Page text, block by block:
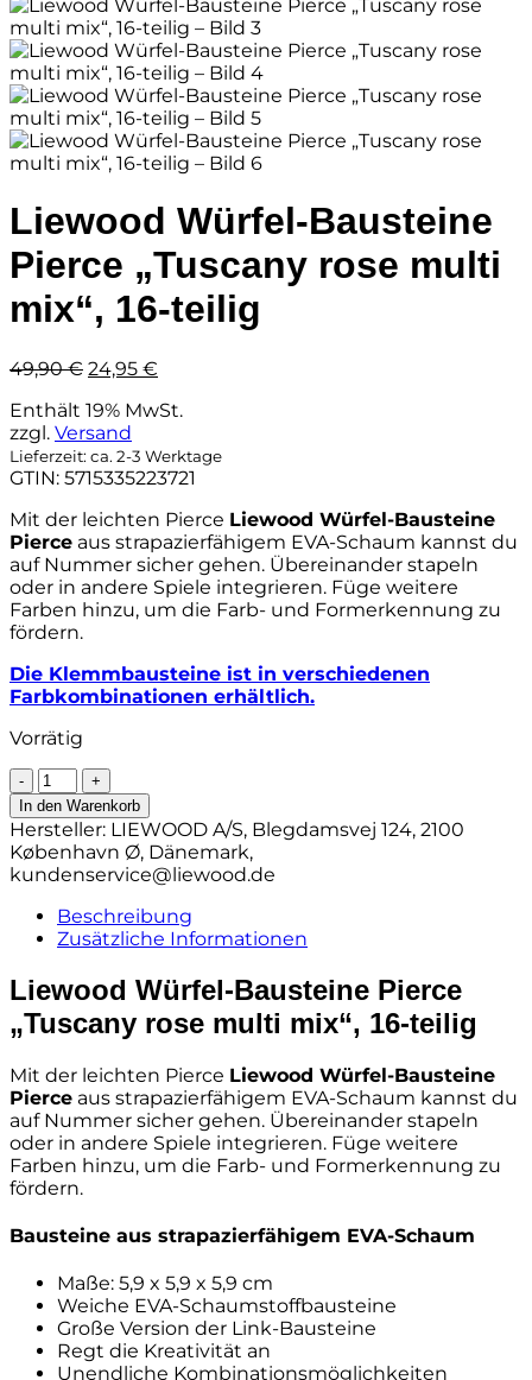
Liewood Würfel-Bausteine
Pierce „Tuscany rose multi
mix“, 16-teilig
49,90€ Ursprünglicher
war:
49,90 €
24,95 €
ist:
Enthält 19% MwSt.
zzgl. Versand
Lieferzeit: ca. 2-3 Werktage
GTIN: 5715335223721
Mit der leichten Pierce Liewood Würfel-Bausteine
Pierce aus strapazierfähigem EVA-Schaum kannst du
auf Nummer sicher gehen. Übereinander stapeln
oder in andere Spiele integrieren. Füge weitere
Farben hinzu, um die Farb- und Formerkennung zu
fördern.
Die Klemmbausteine ist in verschiedenen
Farbkombinationen erhältlich.
Vorrätig
Liewood
Würfel-
Bausteine
Pierce
„Tuscany
multi
mix“,
teilig
Menge
In den Warenkorb
Hersteller: LIEWOOD A/S, Blegdamsvej 124, 2100
København Ø, Dänemark,
kundenservice@liewood.de
Beschreibung
Zusätzliche Informationen
Liewood Würfel-Bausteine Pierce
„Tuscany rose multi mix“, 16-teilig
Mit der leichten Pierce Liewood Würfel-Bausteine
Pierce aus strapazierfähigem EVA-Schaum kannst du
auf Nummer sicher gehen. Übereinander stapeln
oder in andere Spiele integrieren. Füge weitere
Farben hinzu, um die Farb- und Formerkennung zu
fördern.
Bausteine aus strapazierfähigem EVA-Schaum
Maße: 5,9 x 5,9 x 5,9 cm
Weiche EVA-Schaumstoffbausteine
Große Version der Link-Bausteine
Regt die Kreativität an
Unendliche Kombinationsmöglichkeiten